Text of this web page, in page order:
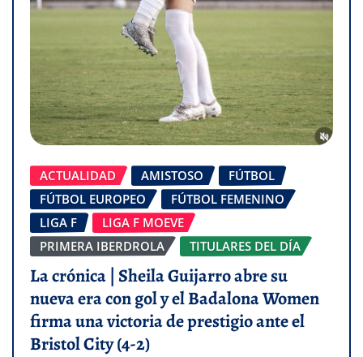
ACTUALIDAD AMISTOSO
FÚTBOL
FÚTBOL EUROPEO
FÚTBOL FEMENINO
LIGA F
LIGA F MOEVE
PRIMERA IBERDROLA
TITULARES DEL DÍA
La crónica | Sheila Guijarro abre su
nueva era con gol y el Badalona Women
firma una victoria de prestigio ante el
Bristol City (4-2)